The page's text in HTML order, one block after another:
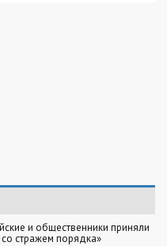
и общественники приняли
стражем порядка»